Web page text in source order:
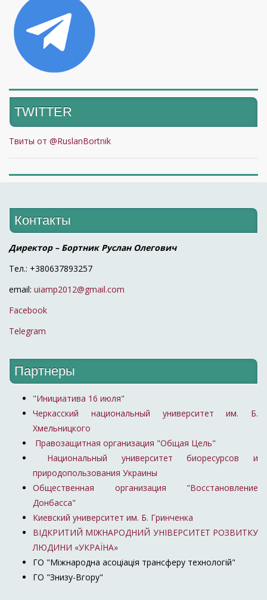
TWITTER
Твиты от @RuslanBortnik
Контакты
Директор – Бортник Руслан Олегович
Тел.: +380637893257
email: uiamp2012@gmail.com
Facebook
Telegram
Партнеры
"Инициатива 16 июля"
Черкасский национальный университет им. Б.
Хмельницкого
Правозащитная организация "Общая Цель"
Национальный университет биоресурсов и
природопользования Украины
Общественная организация "Восстановление
Донбасса"
Киевский университет им. Б. Гринченка
ВІДКРИТИЙ МІЖНАРОДНИЙ УНІВЕРСИТЕТ РОЗВИТКУ
ЛЮДИНИ «УКРАЇНА»
ГО "Міжнародна асоціація трансферу технологій"
ГО "Знизу-Вгору"